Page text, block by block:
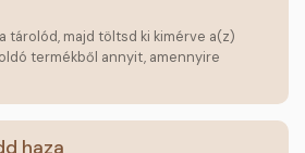
tárolód, majd töltsd ki kimérve a(z)
termékből annyit, amennyire
haza